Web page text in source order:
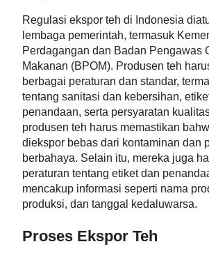
Regulasi ekspor teh di Indonesia
lembaga pemerintah, termasuk
Perdagangan dan Badan Pengawas
Makanan (BPOM). Produsen teh
berbagai peraturan dan standar,
tentang sanitasi dan kebersihan,
penandaan, serta persyaratan
produsen teh harus memastikan
diekspor bebas dari kontaminan dan
berbahaya. Selain itu, mereka juga
peraturan tentang etiket dan
mencakup informasi seperti nama
produksi, dan tanggal kedaluwarsa.
Proses Ekspor Teh